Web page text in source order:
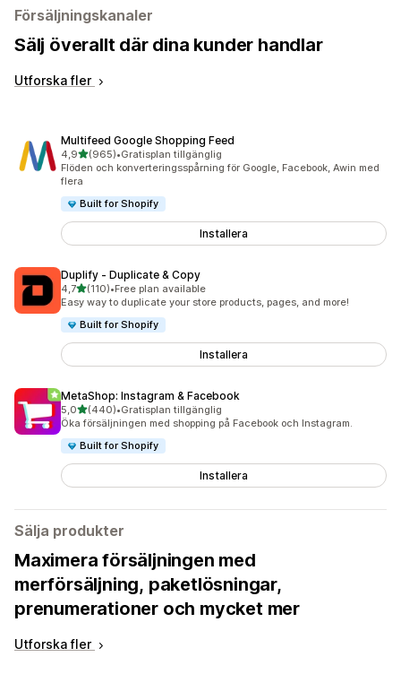
Försäljningskanaler
Sälj överallt där dina kunder handlar
Utforska fler
Multifeed Google Shopping Feed
4,9av 5 stjärnor
(965)
965 recensioner totalt
•Gratisplan tillgänglig
Flöden och konverteringsspårning för Google, Facebook, Awin med
flera
Built for Shopify
Installera
Duplify ‑ Duplicate & Copy
4,7av 5 stjärnor
(110)
110 recensioner totalt
•Free plan available
Easy way to duplicate your store products, pages, and more!
Built for Shopify
Installera
MetaShop: Instagram & Facebook
5,0av 5 stjärnor
(440)
440 recensioner totalt
•Gratisplan tillgänglig
Öka försäljningen med shopping på Facebook och Instagram.
Built for Shopify
Installera
Sälja produkter
Maximera försäljningen med
merförsäljning, paketlösningar,
prenumerationer och mycket mer
Utforska fler